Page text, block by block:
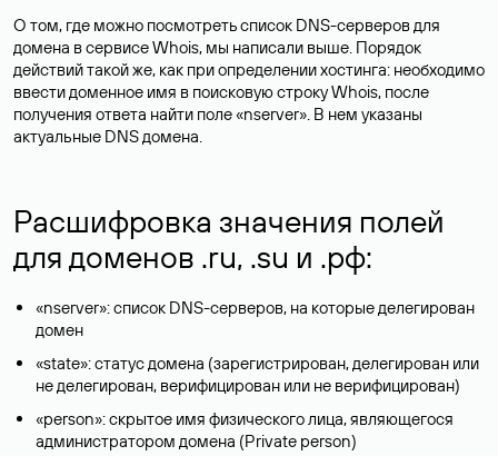
О том, где можно посмотреть список DNS-серверов для
домена в сервисе Whois, мы написали выше. Порядок
действий такой же, как при определении хостинга: необходимо
ввести доменное имя в поисковую строку Whois, после
получения ответа найти поле «nserver». В нем указаны
актуальные DNS домена.
Расшифровка значения полей
для доменов .ru, .su и .рф:
«nserver»: список DNS-серверов, на которые делегирован
домен
«state»: статус домена (зарегистрирован, делегирован или
не делегирован, верифицирован или не верифицирован)
«person»: скрытое имя физического лица, являющегося
администратором домена (Privatе person)